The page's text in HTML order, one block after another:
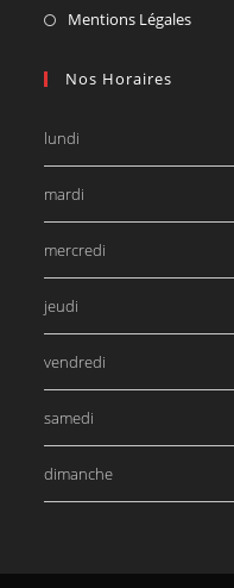
Mentions Légales
Nos Horaires
lundi
mardi
mercredi
jeudi
vendredi
samedi
dimanche